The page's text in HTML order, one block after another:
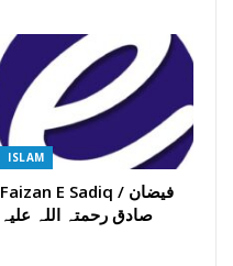
ISLAM
Faizan E Sadiq / فیضان
صادق رحمتہ اللہ علیہ